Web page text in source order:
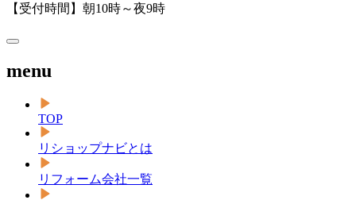
【受付時間】朝10時～夜9時
menu
TOP
リショップナビとは
リフォーム会社一覧